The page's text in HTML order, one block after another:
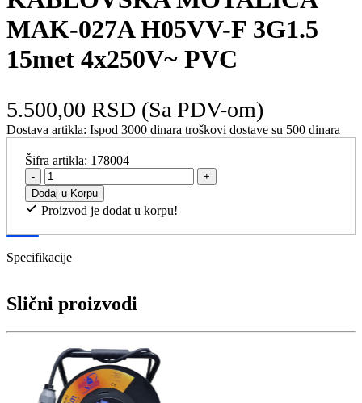
MAK-027A H05VV-F 3G1.5
15met 4x250V~ PVC
5.500,00 RSD (Sa PDV-om)
Dostava artikla: Ispod 3000 dinara troškovi dostave su 500 dinara
Šifra artikla: 178004
-
+
Dodaj u Korpu
Proizvod je dodat u korpu!
Specifikacije
Slični proizvodi